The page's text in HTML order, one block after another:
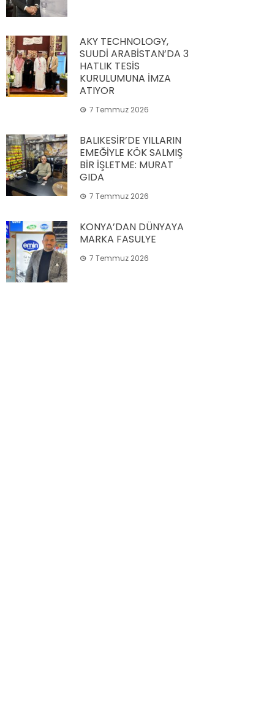
AKY TECHNOLOGY,
SUUDİ ARABİSTAN’DA 3
HATLIK TESİS
KURULUMUNA İMZA
ATIYOR
7 Temmuz 2026
BALIKESİR’DE YILLARIN
EMEĞİYLE KÖK SALMIŞ
BİR İŞLETME: MURAT
GIDA
7 Temmuz 2026
KONYA’DAN DÜNYAYA
MARKA FASULYE
7 Temmuz 2026